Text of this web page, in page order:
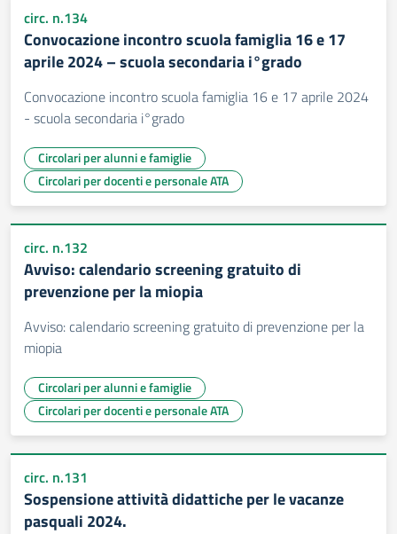
circ. n.134
Convocazione incontro scuola famiglia 16 e 17
aprile 2024 – scuola secondaria i°grado
Convocazione incontro scuola famiglia 16 e 17 aprile 2024
- scuola secondaria i°grado
Circolari per alunni e famiglie
Circolari per docenti e personale ATA
circ. n.132
Avviso: calendario screening gratuito di
prevenzione per la miopia
Avviso: calendario screening gratuito di prevenzione per la
miopia
Circolari per alunni e famiglie
Circolari per docenti e personale ATA
circ. n.131
Sospensione attività didattiche per le vacanze
pasquali 2024.